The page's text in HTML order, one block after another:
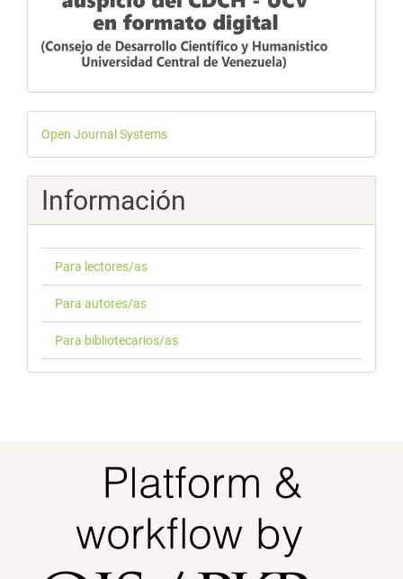
Desarrollado
por
Open Journal Systems
Información
Para lectores/as
Para autores/as
Para bibliotecarios/as